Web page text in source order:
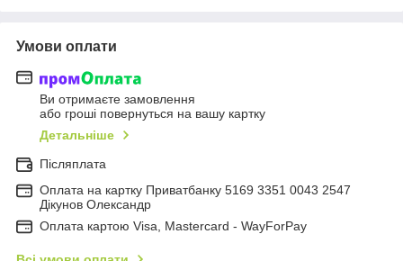
Умови оплати
Ви отримаєте замовлення
або гроші повернуться на вашу картку
Детальніше
Післяплата
Оплата на картку Приватбанку 5169 3351 0043 2547
Дікунов Олександр
Оплата картою Visa, Mastercard - WayForPay